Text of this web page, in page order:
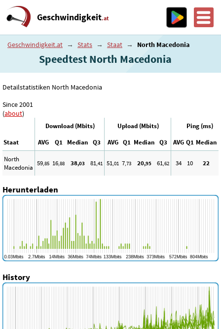
Geschwindigkeit.at
Geschwindigkeit.at → Stats → Staat → North Macedonia
Speedtest North Macedonia
Detailstatistiken North Macedonia
Since 2001
(about)
Download (Mbits) Upload (Mbits)
Ping (ms)
Staat
AVG Q1 Median Q3 AVG Q1 Median Q3 AVG Q1 Median
North
Macedonia
59,85 16,88 38,03 81,41 51,01 7,73 20,95 61,62 34 10 22
Herunterladen
History